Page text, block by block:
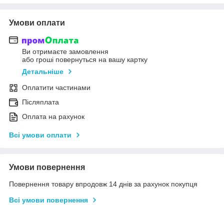
Умови оплати
Ви отримаєте замовлення
або гроші повернуться на вашу картку
Детальніше
Оплатити частинами
Післяплата
Оплата на рахунок
Всі умови оплати
Умови повернення
Повернення товару впродовж 14 днів за рахунок покупця
Всі умови повернення